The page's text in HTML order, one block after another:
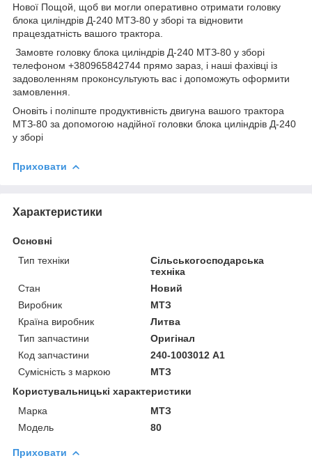
Нової Пощой, щоб ви могли оперативно отримати головку
блока циліндрів Д-240 МТЗ-80 у зборі та відновити
працездатність вашого трактора.
Замовте головку блока циліндрів Д-240 МТЗ-80 у зборі
телефоном +380965842744 прямо зараз, і наші фахівці із
задоволенням проконсультують вас і допоможуть оформити
замовлення.
Оновіть і поліпште продуктивність двигуна вашого трактора
МТЗ-80 за допомогою надійної головки блока циліндрів Д-240
у зборі
Приховати
Характеристики
Основні
Тип техніки
Сільськогосподарська
техніка
Стан
Новий
Виробник
МТЗ
Країна виробник
Литва
Тип запчастини
Оригінал
Код запчастини
240-1003012 А1
Сумісність з маркою
МТЗ
Користувальницькі характеристики
Марка
МТЗ
Модель
80
Приховати